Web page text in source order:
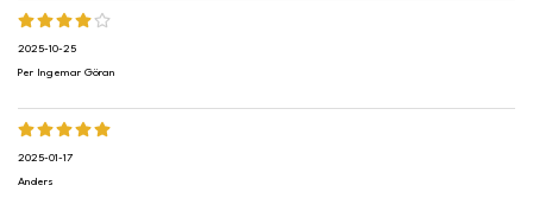
2025-10-25
Per Ingemar Göran
2025-01-17
Anders